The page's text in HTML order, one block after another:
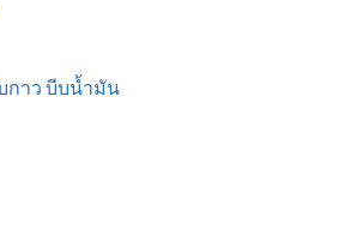
กาว บีบน้ำมัน